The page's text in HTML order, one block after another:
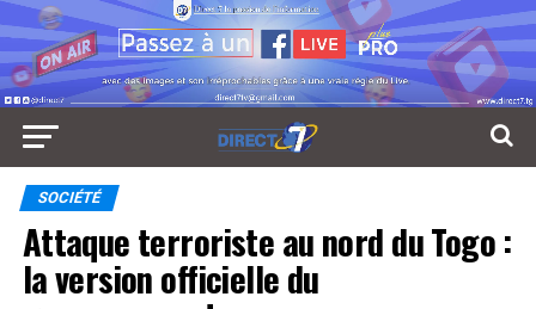
SOCIÉTÉ
Attaque terroriste au nord du Togo :
la version officielle du